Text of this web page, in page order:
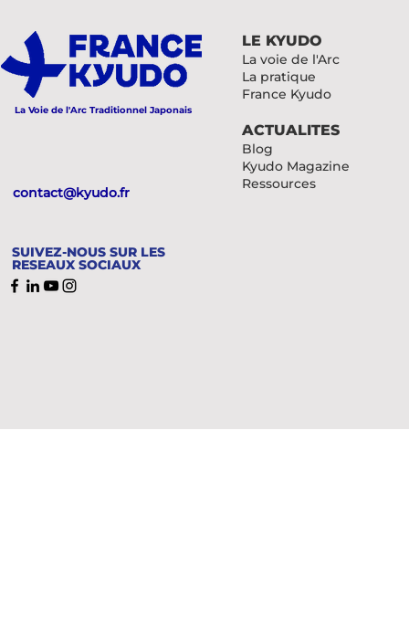
La Voie de l'Arc Traditionnel Japonais
contact@kyudo.fr
SUIVEZ-NOUS SUR LES
RESEAUX SOCIAUX
LE KYUDO
La voie de l'Arc
La pratique
France Kyudo
ACTUALITES
Blog
Kyudo Magazine
Ressources